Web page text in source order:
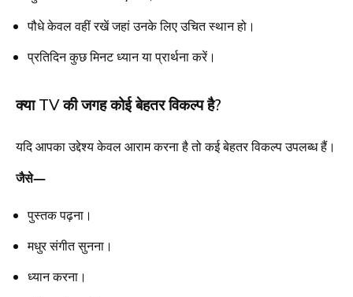
पौधे केवल वहीं रखें जहां उनके लिए उचित स्थान हो।
प्रतिदिन कुछ मिनट ध्यान या प्रार्थना करें।
क्या TV की जगह कोई बेहतर विकल्प है?
यदि आपका उद्देश्य केवल आराम करना है तो कई बेहतर विकल्प उपलब्ध हैं।
जैसे—
पुस्तक पढ़ना।
मधुर संगीत सुनना।
ध्यान करना।